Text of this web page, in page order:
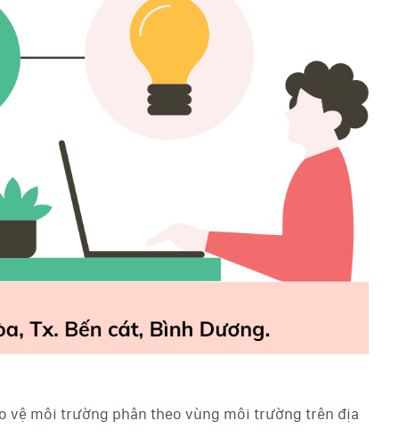
vệ môi trường phân theo vùng môi trường trên địa